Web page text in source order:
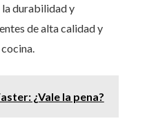
la durabilidad y
de alta calidad y
¿Vale la pena?